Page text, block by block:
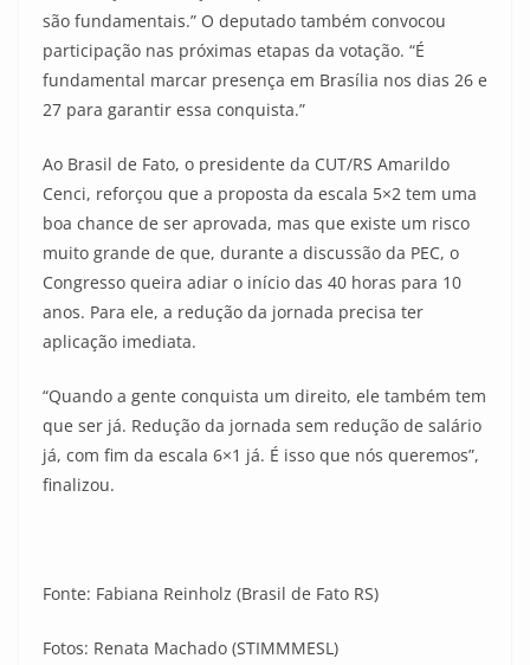
são fundamentais.” O deputado também convocou
participação nas próximas etapas da votação. “É
fundamental marcar presença em Brasília nos dias 26 e
27 para garantir essa conquista.”
Ao Brasil de Fato, o presidente da CUT/RS Amarildo
Cenci, reforçou que a proposta da escala 5×2 tem uma
boa chance de ser aprovada, mas que existe um risco
muito grande de que, durante a discussão da PEC, o
Congresso queira adiar o início das 40 horas para 10
anos. Para ele, a redução da jornada precisa ter
aplicação imediata.
“Quando a gente conquista um direito, ele também tem
que ser já. Redução da jornada sem redução de salário
já, com fim da escala 6×1 já. É isso que nós queremos”,
finalizou.
Fonte: Fabiana Reinholz (Brasil de Fato RS)
Fotos: Renata Machado (STIMMMESL)